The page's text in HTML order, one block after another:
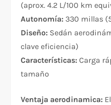
(aprox. 4.2 L/100 km
Autonomía: 330 millas
Diseño: Sedán
clave eficiencia)
Características: Carga
tamaño
Ventaja aerodinamica: